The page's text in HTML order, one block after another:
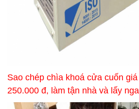
Sao chép chìa khoá cửa cuốn
250.000 đ, làm tận nhà và lấy